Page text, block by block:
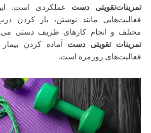
تمرینات‌تقویتی دست عملکردی است.
فعالیت‌هایی مانند نوشتن، باز کردن
مختلف و انجام کارهای ظریف دستی
تمرینات تقویتی دست آماده کردن
فعالیت‌های روزمره است.